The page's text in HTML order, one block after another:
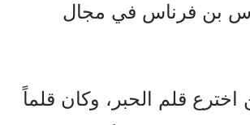
بن فرناس في مجال
قلم الحبر، وكان قلماً